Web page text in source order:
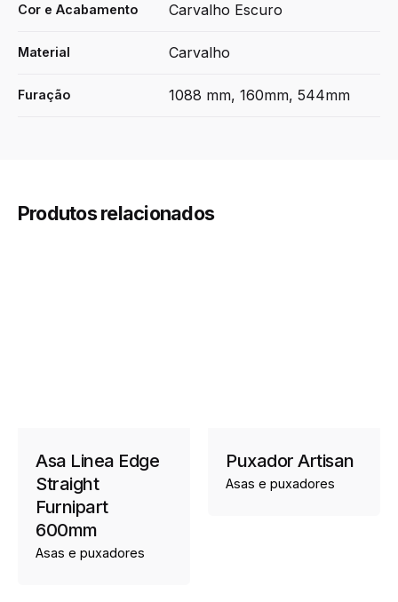
Cor e Acabamento Carvalho Escuro
Material Carvalho
Furação 1088 mm, 160mm, 544mm
Produtos relacionados
Asa Linea Edge
Straight
Furnipart
600mm
Asas e puxadores
Puxador Artisan
Asas e puxadores